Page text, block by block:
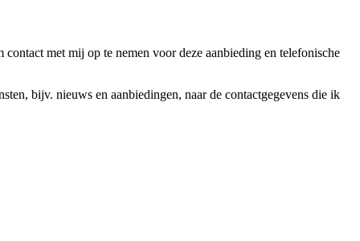
met mij op te nemen voor deze aanbieding en telefonische
bijv. nieuws en aanbiedingen, naar de contactgegevens die ik